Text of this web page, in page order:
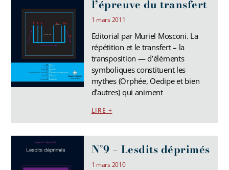
l’épreuve du transfert
1 mars 2011
Editorial par Muriel Mosconi. La
répétition et le transfert – la
transposition — d’éléments
symboliques constituent les
mythes (Orphée, Oedipe et bien
d’autres) qui animent
LIRE +
N°9 – Lesdits déprimés
1 mars 2010